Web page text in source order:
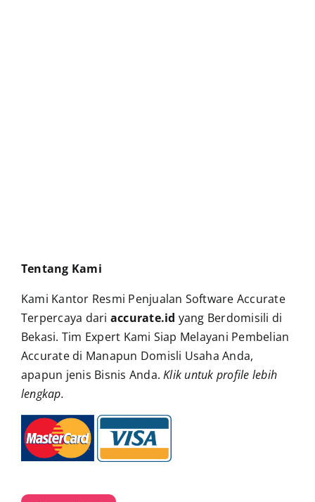
Tentang Kami
Kami Kantor Resmi Penjualan Software Accurate
Terpercaya dari accurate.id yang Berdomisili di
Bekasi. Tim Expert Kami Siap Melayani Pembelian
Accurate di Manapun Domisli Usaha Anda,
apapun jenis Bisnis Anda.Klik untuk profile lebih
lengkap.